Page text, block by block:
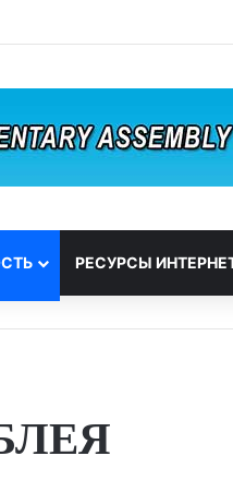
РЕСУРСЫ